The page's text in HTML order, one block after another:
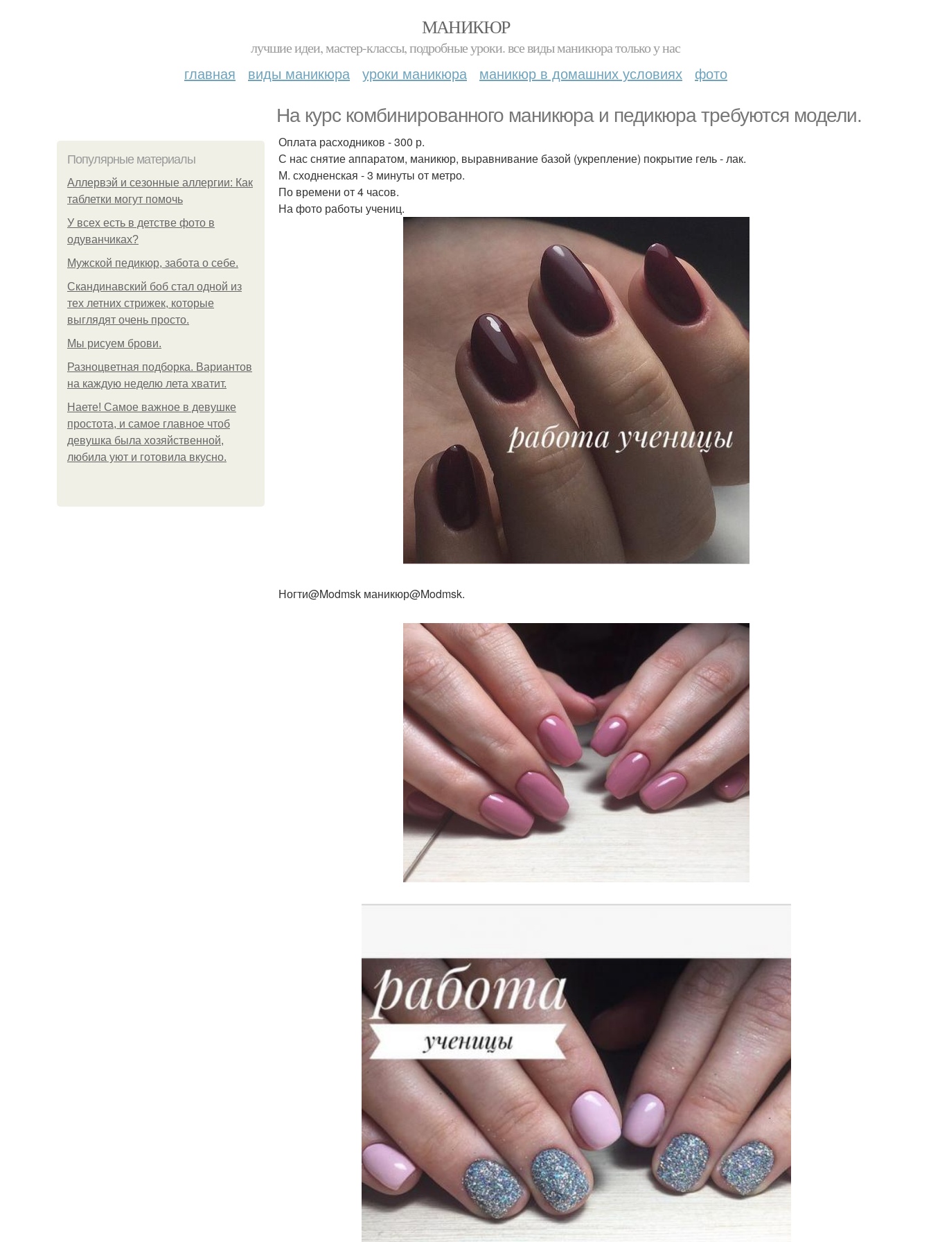
МАНИКЮР
лучшие идеи, мастер-классы, подробные уроки. все виды маникюра только у нас
главная виды маникюра уроки маникюра маникюр в домашних условиях фото
На курс комбинированного маникюра и педикюра требуются модели.
Популярные материалы
Аллервэй и сезонные аллергии: Как
таблетки могут помочь
У всех есть в детстве фото в
одуванчиках?
Мужской педикюр, забота о себе.
Скандинавский боб стал одной из
тех летних стрижек, которые
выглядят очень просто.
Мы рисуем брови.
Разноцветная подборка. Вариантов
на каждую неделю лета хватит.
Наете! Самое важное в девушке
простота, и самое главное чтоб
девушка была хозяйственной,
любила уют и готовила вкусно.
Оплата расходников - 300 р.
С нас снятие аппаратом, маникюр, выравнивание базой (укрепление) покрытие гель - лак.
М. сходненская - 3 минуты от метро.
По времени от 4 часов.
На фото работы учениц.
Ногти@Modmsk маникюр@Modmsk.